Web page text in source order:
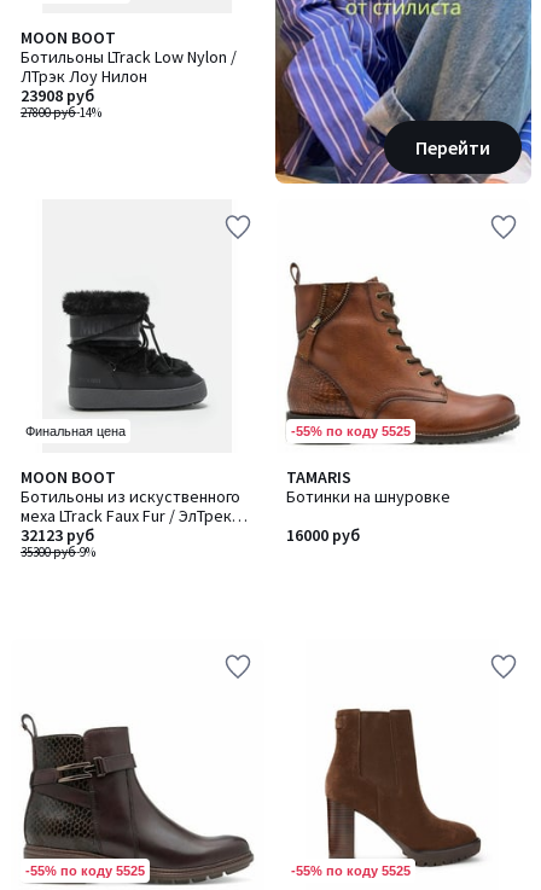
MOON BOOT
Ботильоны LTrack Low Nylon /
ЛТрэк Лоу Нилон
27800 руб-14%
23908 руб
Перейти
Финальная цена
MOON BOOT
Ботильоны из искуственного
меха LTrack Faux Fur / ЭлТрек
Фо Фер
35300 руб-9%
32123 руб
-55% по коду 5525
TAMARIS
Ботинки на шнуровке
16000 руб
-55% по коду 5525 -55% по коду 5525